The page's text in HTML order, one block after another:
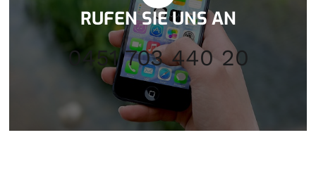
RUFEN SIE UNS AN
0451 703 440 20